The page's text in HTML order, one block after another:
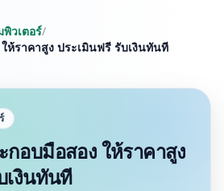
พิวเตอร์/
ห้ราคาสูง ประเมินฟรี รับเงินทันที
อบมือสอง ให้ราคาสูง
เงินทันที